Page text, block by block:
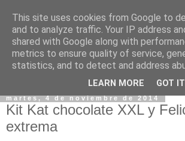
martes, 4 de noviembre de 2014
Kit Kat chocolate XXL y
extrema
This site uses cookies from Google to
and to analyze traffic. Your IP address
shared with Google along with
metrics to ensure quality of service,
statistics, and to detect and address
LEARN MORE GOT IT